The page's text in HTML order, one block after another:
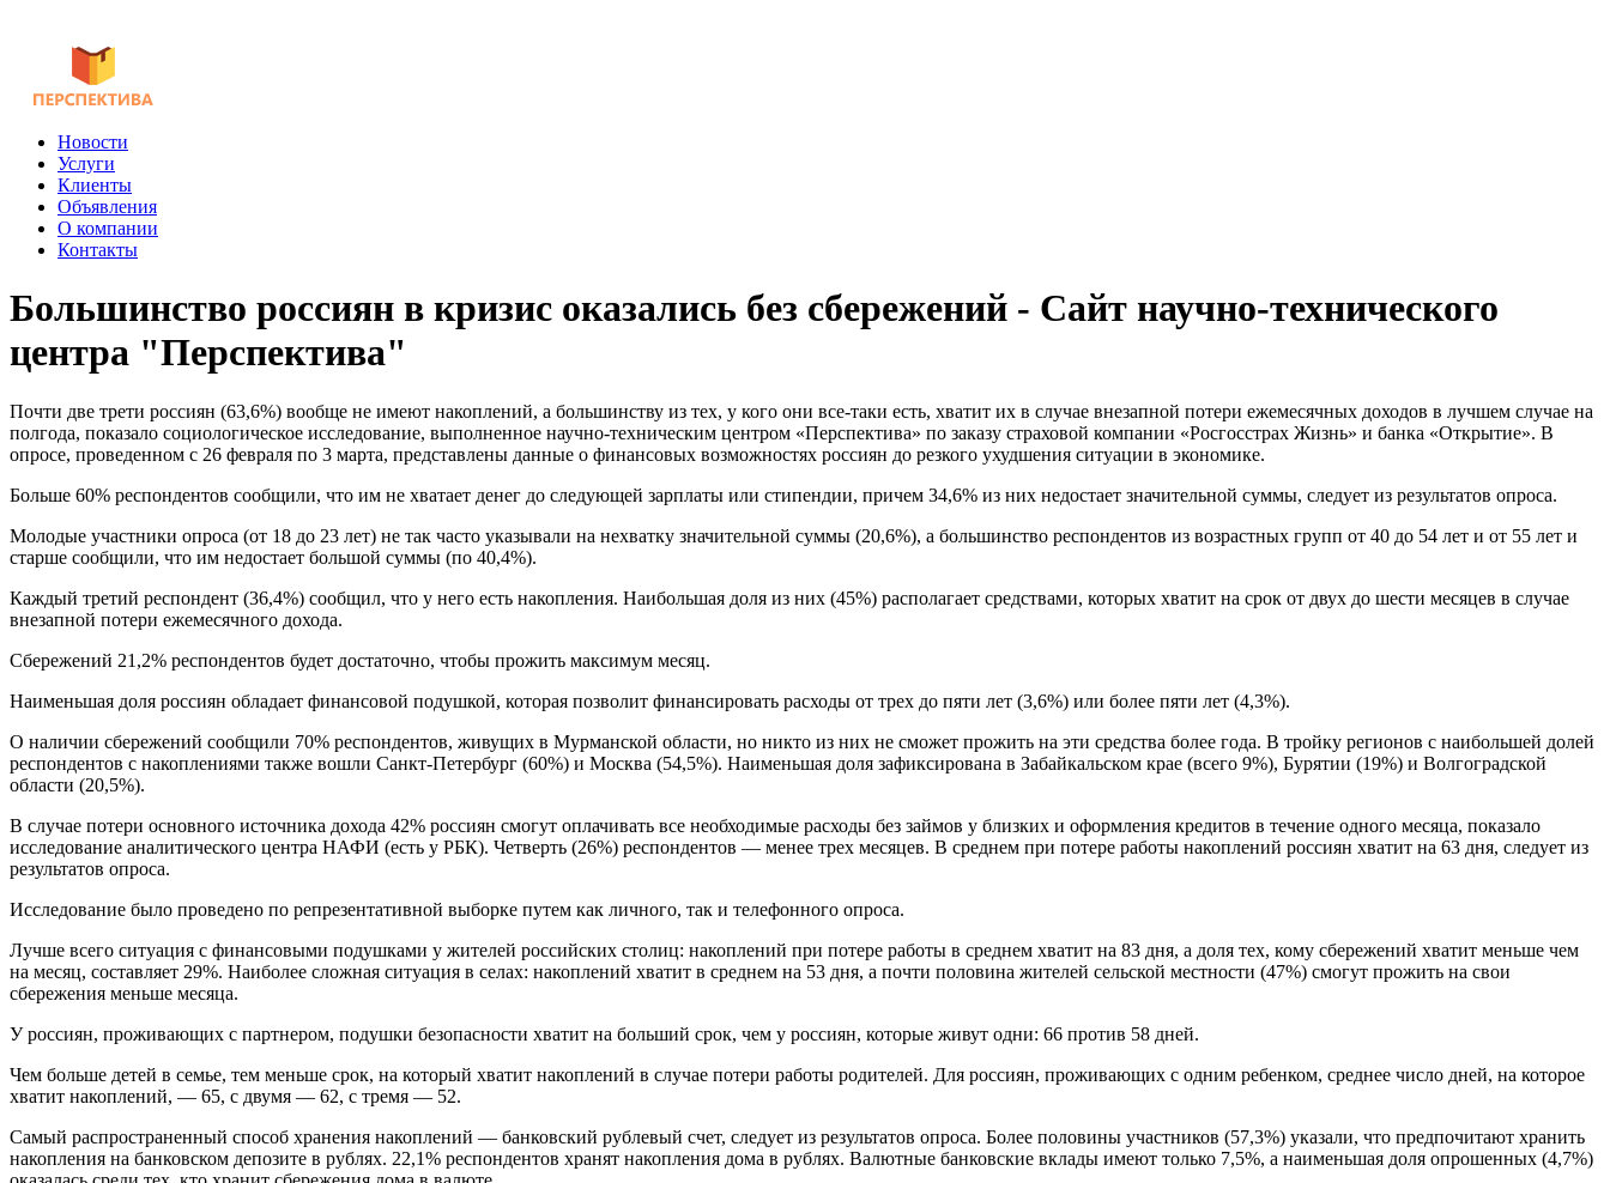
Новости
Услуги
Клиенты
Объявления
О компании
Контакты
Большинство россиян в кризис оказались без сбережений - Сайт научно-технического
центра "Перспектива"
Почти две трети россиян (63,6%) вообще не имеют накоплений, а большинству из тех, у кого они все-таки есть, хватит их в случае внезапной потери ежемесячных доходов в лучшем случае на
полгода, показало социологическое исследование, выполненное научно-техническим центром «Перспектива» по заказу страховой компании «Росгосстрах Жизнь» и банка «Открытие». В
опросе, проведенном с 26 февраля по 3 марта, представлены данные о финансовых возможностях россиян до резкого ухудшения ситуации в экономике.
Больше 60% респондентов сообщили, что им не хватает денег до следующей зарплаты или стипендии, причем 34,6% из них недостает значительной суммы, следует из результатов опроса.
Молодые участники опроса (от 18 до 23 лет) не так часто указывали на нехватку значительной суммы (20,6%), а большинство респондентов из возрастных групп от 40 до 54 лет и от 55 лет и
старше сообщили, что им недостает большой суммы (по 40,4%).
Каждый третий респондент (36,4%) сообщил, что у него есть накопления. Наибольшая доля из них (45%) располагает средствами, которых хватит на срок от двух до шести месяцев в случае
внезапной потери ежемесячного дохода.
Сбережений 21,2% респондентов будет достаточно, чтобы прожить максимум месяц.
Наименьшая доля россиян обладает финансовой подушкой, которая позволит финансировать расходы от трех до пяти лет (3,6%) или более пяти лет (4,3%).
О наличии сбережений сообщили 70% респондентов, живущих в Мурманской области, но никто из них не сможет прожить на эти средства более года. В тройку регионов с наибольшей долей
респондентов с накоплениями также вошли Санкт-Петербург (60%) и Москва (54,5%). Наименьшая доля зафиксирована в Забайкальском крае (всего 9%), Бурятии (19%) и Волгоградской
области (20,5%).
В случае потери основного источника дохода 42% россиян смогут оплачивать все необходимые расходы без займов у близких и оформления кредитов в течение одного месяца, показало
исследование аналитического центра НАФИ (есть у РБК). Четверть (26%) респондентов — менее трех месяцев. В среднем при потере работы накоплений россиян хватит на 63 дня, следует из
результатов опроса.
Исследование было проведено по репрезентативной выборке путем как личного, так и телефонного опроса.
Лучше всего ситуация с финансовыми подушками у жителей российских столиц: накоплений при потере работы в среднем хватит на 83 дня, а доля тех, кому сбережений хватит меньше чем
на месяц, составляет 29%. Наиболее сложная ситуация в селах: накоплений хватит в среднем на 53 дня, а почти половина жителей сельской местности (47%) смогут прожить на свои
сбережения меньше месяца.
У россиян, проживающих с партнером, подушки безопасности хватит на больший срок, чем у россиян, которые живут одни: 66 против 58 дней.
Чем больше детей в семье, тем меньше срок, на который хватит накоплений в случае потери работы родителей. Для россиян, проживающих с одним ребенком, среднее число дней, на которое
хватит накоплений, — 65, с двумя — 62, с тремя — 52.
Самый распространенный способ хранения накоплений — банковский рублевый счет, следует из результатов опроса. Более половины участников (57,3%) указали, что предпочитают хранить
накопления на банковском депозите в рублях. 22,1% респондентов хранят накопления дома в рублях. Валютные банковские вклады имеют только 7,5%, а наименьшая доля опрошенных (4,7%)